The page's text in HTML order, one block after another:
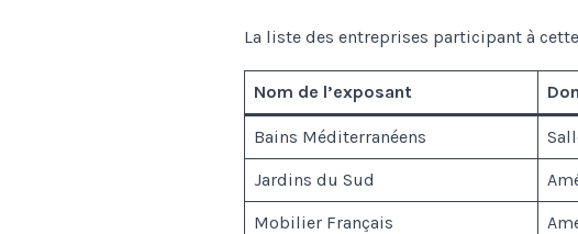
La liste des entreprises participant à
Nom de l’exposant
Bains Méditerranéens
Jardins du Sud
Mobilier Français